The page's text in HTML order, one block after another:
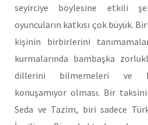
seyirciye böylesine etkili
oyuncuların katkısı çok büyük.
kişinin birbirlerini
kurmalarında bambaşka
dillerini bilmemeleri ve
konuşamıyor olması. Bir
Seda ve Tazim, biri sadece